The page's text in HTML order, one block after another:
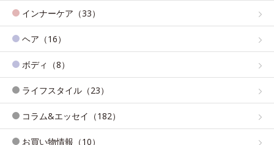
インナーケア（33）
ヘア（16）
ボディ（8）
ライフスタイル（23）
コラム&エッセイ（182）
お買い物情報（10）